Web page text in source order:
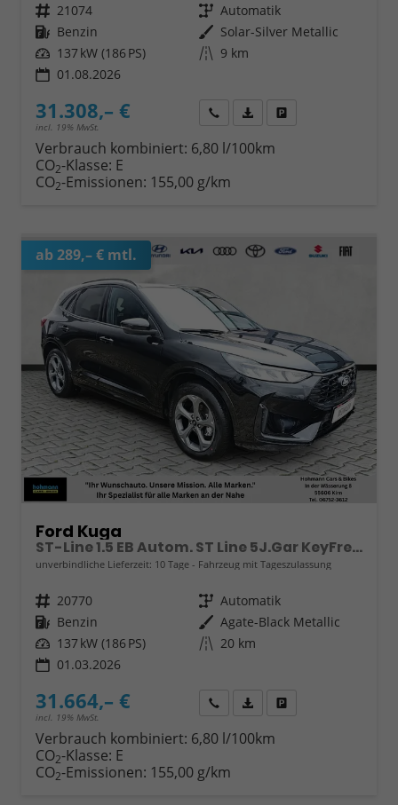
Fahrzeugnr. 21074 Getriebe Automatik
Kraftstoff Benzin Außenfarbe Solar-Silver Metallic
Leistung 137 kW (186 PS) Kilometerstand 9 km
01.08.2026
31.308,– €
incl. 19% MwSt.
Wir rufen Sie anFahrzeugexposé (PDF)
Verbrauch kombiniert: 6,80 l/100km
CO2-Klasse: E
CO2-Emissionen: 155,00 g/km
ab 289,– € mtl.
Ford Kuga
ST-Line 1.5 EB Autom. ST Line 5J.Gar KeyFree Kamera
unverbindliche Lieferzeit: 10 Tage Fahrzeug mit Tageszulassung
Fahrzeugnr. 20770 Getriebe Automatik
Kraftstoff Benzin Außenfarbe Agate-Black Metallic
Leistung 137 kW (186 PS) Kilometerstand 20 km
01.03.2026
31.664,– €
incl. 19% MwSt.
Wir rufen Sie anFahrzeugexposé (PDF)
Verbrauch kombiniert: 6,80 l/100km
CO2-Klasse: E
CO2-Emissionen: 155,00 g/km